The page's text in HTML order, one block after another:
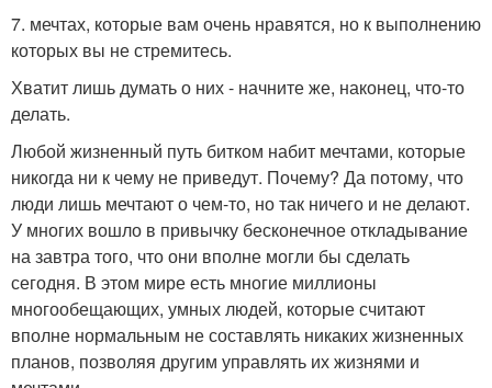
7. мечтах, которые вам очень нравятся, но к выполнению
которых вы не стремитесь.
Хватит лишь думать о них - начните же, наконец, что-то
делать.
Любой жизненный путь битком набит мечтами, которые
никогда ни к чему не приведут. Почему? Да потому, что
люди лишь мечтают о чем-то, но так ничего и не делают.
У многих вошло в привычку бесконечное откладывание
на завтра того, что они вполне могли бы сделать
сегодня. В этом мире есть многие миллионы
многообещающих, умных людей, которые считают
вполне нормальным не составлять никаких жизненных
планов, позволяя другим управлять их жизнями и